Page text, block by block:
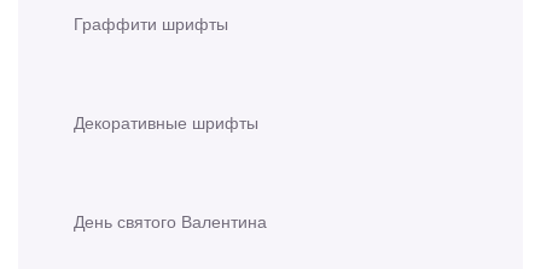
Граффити шрифты
Декоративные шрифты
День святого Валентина